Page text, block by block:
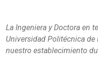
La Ingeniera y Doctora en
Universidad Politécnica
nuestro establecimiento